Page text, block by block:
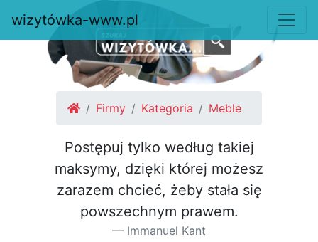
Firmy Kategoria Meble
Postępuj tylko według takiej
maksymy, dzięki której możesz
za­razem chcieć, żeby stała się
pow­szechnym prawem.
Immanuel Kant
wizytówka-www.pl